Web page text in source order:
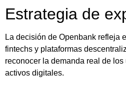
Estrategia de
La decisión de Openbank refleja
fintechs y plataformas
reconocer la demanda real de
activos digitales.